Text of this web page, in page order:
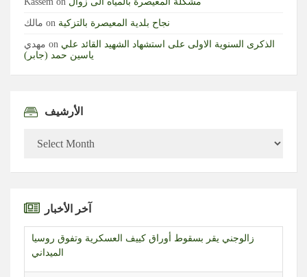
مالك on نجاح بلدية المعيصرة بالتزكية
مهدي on الذكرى السنوية الاولى على استشهاد الشهيد القائد علي
ياسين حمد (جابر)
الأرشيف
آخر الأخبارالميداني
هيئة عمليات التجارة البحرية البريطانية: الناقلة وطاقمها بخير
ولا أضرار بعد دوي انفجارين فيها قبالة سواحل عمان